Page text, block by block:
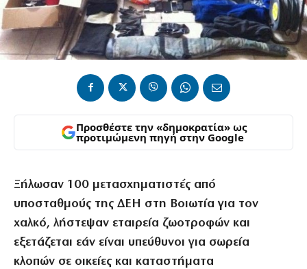
Προσθέστε την «δημοκρατία» ως
προτιμώμενη πηγή στην Google
Ξήλωσαν 100 μετασχηματιστές από
υποσταθμούς της ΔΕΗ στη Βοιωτία για τον
χαλκό, λήστεψαν εταιρεία ζωοτροφών και
εξετάζεται εάν είναι υπεύθυνοι για σωρεία
κλοπών σε οικείες και καταστήματα